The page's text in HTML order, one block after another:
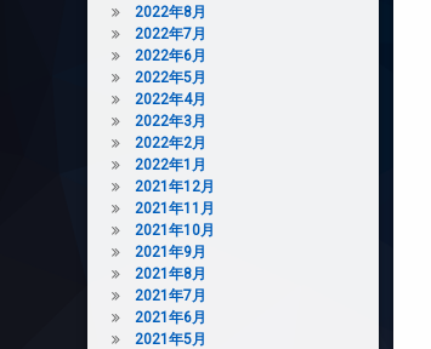
2022年8月
2022年7月
2022年6月
2022年5月
2022年4月
2022年3月
2022年2月
2022年1月
2021年12月
2021年11月
2021年10月
2021年9月
2021年8月
2021年7月
2021年6月
2021年5月